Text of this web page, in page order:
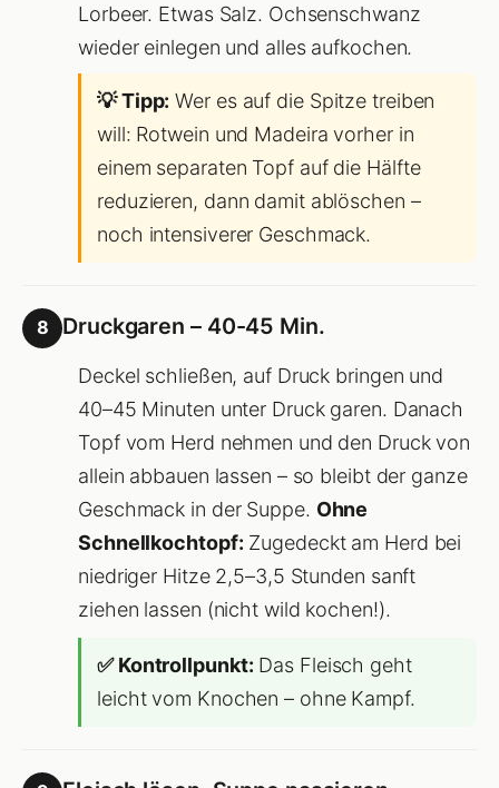
Lorbeer. Etwas Salz. Ochsenschwanz
wieder einlegen und alles aufkochen.
💡 Tipp: Wer es auf die Spitze treiben
will: Rotwein und Madeira vorher in
einem separaten Topf auf die Hälfte
reduzieren, dann damit ablöschen –
noch intensiverer Geschmack.
8 Druckgaren – 40-45 Min.
Deckel schließen, auf Druck bringen und
40–45 Minuten unter Druck garen. Danach
Topf vom Herd nehmen und den Druck von
allein abbauen lassen – so bleibt der ganze
Geschmack in der Suppe. Ohne
Schnellkochtopf: Zugedeckt am Herd bei
niedriger Hitze 2,5–3,5 Stunden sanft
ziehen lassen (nicht wild kochen!).
✅ Kontrollpunkt: Das Fleisch geht
leicht vom Knochen – ohne Kampf.